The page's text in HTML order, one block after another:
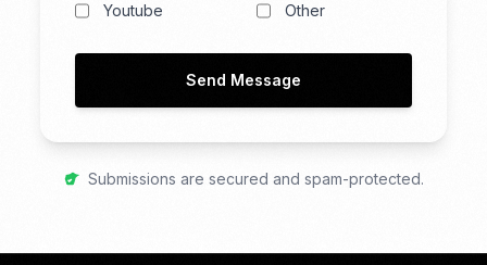
Youtube Other
Send Message
Submissions are secured and spam-protected.